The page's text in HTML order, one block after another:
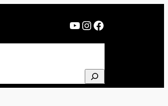
YouTube
Instagram
Facebook
SUCHEN